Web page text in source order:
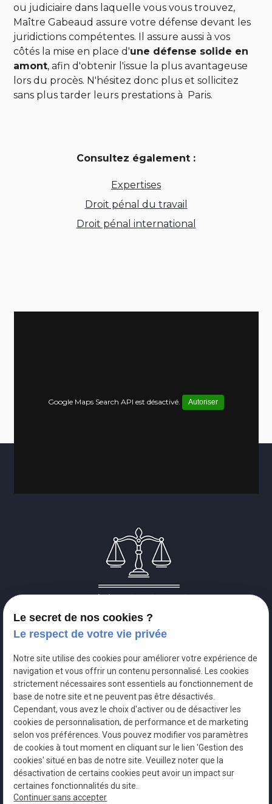
ou judiciaire dans laquelle vous vous trouvez,
Maître Gabeaud assure votre défense devant les
juridictions compétentes. Il assure aussi à vos
côtés la mise en place d'une défense solide en
amont, afin d'obtenir l'issue la plus avantageuse
lors du procès. N'hésitez donc plus et sollicitez
sans plus tarder leurs prestations à
Paris.
Consultez également :
Expertises
Droit pénal du travail
Droit pénal international
Google Maps Search API est désactivé. Autoriser
place
14 ter, avenue Bosquet
75007PARIS
phone 06 85 84 51 93
SIRET : 80868251200013
Le secret de nos cookies ?
Le respect de votre vie privée
Notre site utilise des cookies pour améliorer votre expérience de
navigation et vous offrir un contenu personnalisé. Les cookies
strictement nécessaires sont essentiels au fonctionnement de
base de notre site et ne peuvent pas être désactivés.
Cependant, vous avez le choix d'activer ou de désactiver les
cookies de personnalisation, de performance et de marketing
selon vos préférences. Vous pouvez modifier vos paramètres
de cookies à tout moment en cliquant sur le lien 'Gestion des
cookies' situé en bas de notre site. Veuillez noter que la
désactivation de certains cookies peut avoir un impact sur
certaines fonctionnalités du site.
Continuer sans accepter